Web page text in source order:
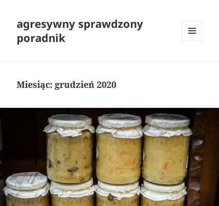
agresywny sprawdzony
poradnik
Miesiąc: grudzień 2020